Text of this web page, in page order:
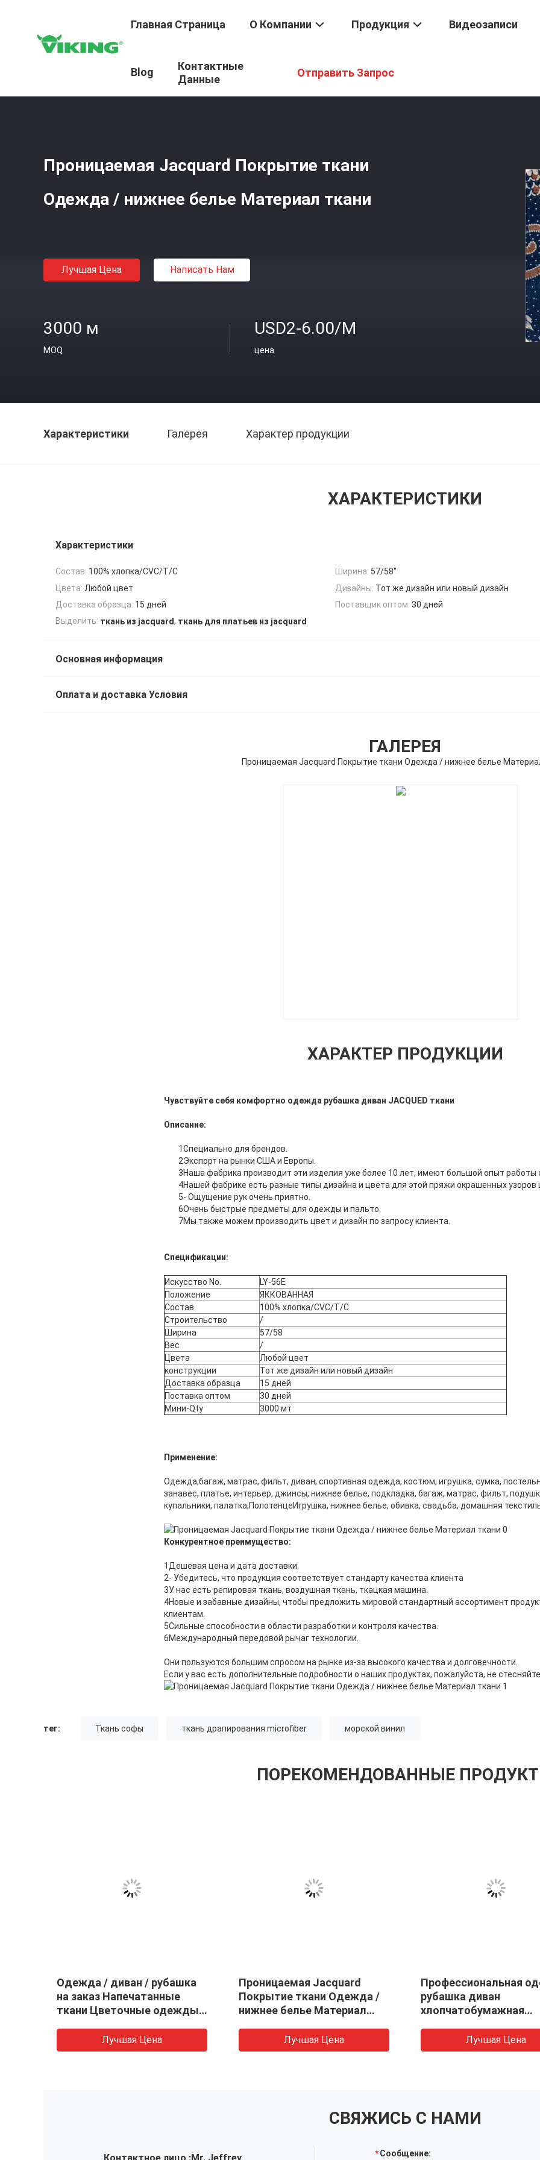
Главная Страница О Компании Продукция Видеозаписи
Blog
Контактные
Данные
Отправить Запрос
Продукция Ткань Для Напольных Покрытий Из Жакарда
Проницаемая Jacquard Покрытие ткани
Одежда / нижнее белье Материал ткани
Лучшая Цена Написать Нам
3000 м
MOQ
USD2-6.00/M
цена
Характеристики Галерея Характер продукции
ХАРАКТЕРИСТИКИ
Характеристики
Состав: 100% хлопка/CVC/T/C Ширина: 57/58"
Цвета: Любой цвет Дизайны: Тот же дизайн или новый дизайн
Доставка образца: 15 дней Поставщик оптом: 30 дней
Выделить: ткань из jacquard, ткань для платьев из jacquard
Основная информация
Оплата и доставка Условия
ГАЛЕРЕЯ
Проницаемая Jacquard Покрытие ткани Одежда / нижнее белье
ХАРАКТЕР ПРОДУКЦИИ
Чувствуйте себя комфортно одежда рубашка диван JACQUED ткани
Описание:
1Специально для брендов.
2Экспорт на рынки США и Европы.
3Наша фабрика производит эти изделия уже более 10 лет, имеют большой опыт работы
4Нашей фабрике есть разные типы дизайна и цвета для этой пряжи окрашенных узоров
5- Ощущение рук очень приятно.
6Очень быстрые предметы для одежды и пальто.
7Мы также можем производить цвет и дизайн по запросу клиента.
Спецификации:
Искусство No.
LY-56E
Положение
ЯККОВАННАЯ
Состав
100% хлопка/CVC/T/C
Строительство
/
Ширина
57/58
Вес
/
Цвета
Любой цвет
конструкции
Тот же дизайн или новый дизайн
Доставка образца
15 дней
Поставка оптом
30 дней
Мини-Qty
3000 мт
Применение:
Одежда,багаж, матрас, фильт, диван, спортивная одежда, костюм, игрушка, сумка,
занавес, платье, интерьер, джинсы, нижнее белье, подкладка, багаж, матрас, фильт,
купальники, палатка,ПолотенцеИгрушка, нижнее белье, обивка, свадьба, домашняя
Конкурентное преимущество:
1Дешевая цена и дата доставки.
2- Убедитесь, что продукция соответствует стандарту качества клиента
3У нас есть репировая ткань, воздушная ткань, ткацкая машина.
4Новые и забавные дизайны, чтобы предложить мировой стандартный ассортимент
клиентам.
5Сильные способности в области разработки и контроля качества.
6Международный передовой рычаг технологии.
Они пользуются большим спросом на рынке из-за высокого качества и долговечности.
Если у вас есть дополнительные подробности о наших продуктах, пожалуйста, не
тег: Ткань софы ткань драпирования microfiber морской винил
ПОРЕКОМЕНДОВАННЫЕ
Белая Jacquard Покрытка
ткань свадебное платье
ткань, ширина 57 " / 58 "
Лучшая Цена
Комфортная хлопчатовая /
полиэстерная ткань для
домашней мебели
Лучшая Цена
Удобная хлопчатовая
полиэстерная
напольная ткань
Лучшая Цена
СВЯЖИСЬ С НАМИ
Сообщение: